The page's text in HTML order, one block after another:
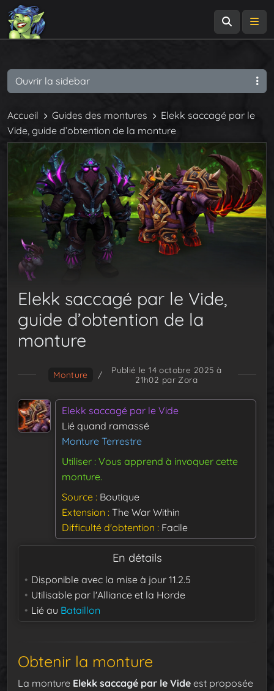
Accueil Guides des montures
Elekk saccagé par le
Vide, guide d’obtention de la monture
Elekk saccagé par le Vide,
guide d’obtention de la
monture
Monture /
Publié le 14 octobre 2025 à
21h02 par Zora
Elekk saccagé par le Vide
Lié quand ramassé
Monture Terrestre
Utiliser : Vous apprend à invoquer cette
monture.
Source Boutique
Extension The War Within
Difficulté d'obtention
Facile
En détails
Disponible avec la mise à jour 11.2.5
Utilisable par l'Alliance et la Horde
Lié au Bataillon
Obtenir la monture
La monture Elekk saccagé par le Vide est proposée
Ouvrir la sidebar